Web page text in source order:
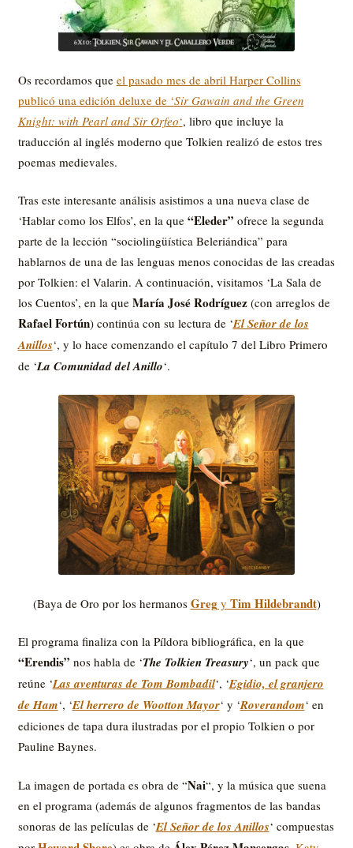
Os recordamos que el pasado mes de abril Harper Collins
publicó una edición deluxe de ‘Sir Gawain and the Green
Knight: with Pearl and Sir Orfeo‘, libro que incluye la
traducción al inglés moderno que Tolkien realizó de estos tres
poemas medievales.
Tras este interesante análisis asistimos a una nueva clase de
‘Hablar como los Elfos’, en la que “Eleder” ofrece la segunda
parte de la lección “sociolingüística Beleriándica” para
hablarnos de una de las lenguas menos conocidas de las creadas
por Tolkien: el Valarin. A continuación, visitamos ‘La Sala de
los Cuentos’, en la que María José Rodríguez(con arreglos de
Rafael Fortún) continúa con su lectura de ‘El Señor de los
Anillos‘, y lo hace comenzando el capítulo 7 del Libro Primero
de ‘La Comunidad del Anillo‘.
(Baya de Oro por los hermanos Gregy Tim Hildebrandt)
El programa finaliza con la Píldora bibliográfica, en la que
“Erendis” nos habla de ‘The Tolkien Treasury‘, un pack que
reúne ‘Las aventuras de Tom Bombadil‘, ‘Egidio, el granjero
de Ham‘, ‘El herrero de Wootton Mayor‘ y ‘Roverandom‘ en
ediciones de tapa dura ilustradas por el propio Tolkien o por
Pauline Baynes.
La imagen de portada es obra de “Nai“, y la música que suena
en el programa (además de algunos fragmentos de las bandas
sonoras de las películas de ‘El Señor de los Anillos‘ compuestas